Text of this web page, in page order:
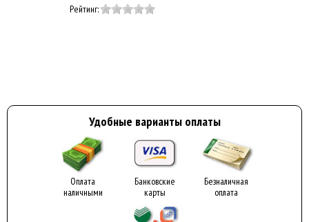
Рейтинг:
Удобные варианты оплаты
Оплата
наличными
Банковские
карты
Безналичная
оплата